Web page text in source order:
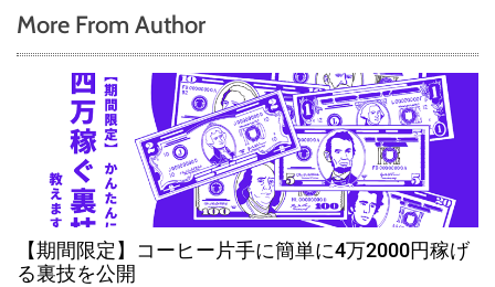
More From Author
【期間限定】コーヒー片手に簡単に4万2000円稼げ
る裏技を公開